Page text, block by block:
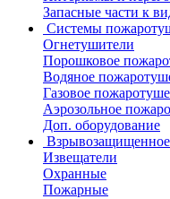
Запасные части к
Системы
Огнетушители
Порошковое
Водяное
Газовое
Аэрозольное
Доп. оборудование
Извещатели
Охранные
Пожарные